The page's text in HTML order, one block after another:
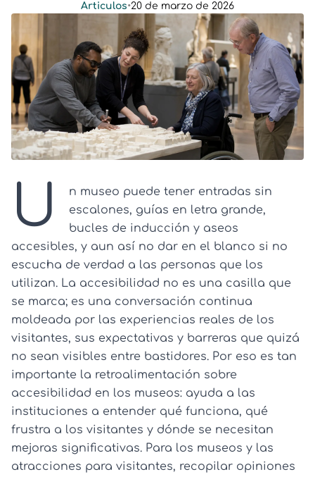
Articulos•20 de marzo de 2026
U
n museo puede tener entradas sin
escalones, guías en letra grande,
bucles de inducción y aseos
accesibles, y aun así no dar en el blanco si no
escucha de verdad a las personas que los
utilizan. La accesibilidad no es una casilla que
se marca; es una conversación continua
moldeada por las experiencias reales de los
visitantes, sus expectativas y barreras que quizá
no sean visibles entre bastidores. Por eso es tan
importante la retroalimentación sobre
accesibilidad en los museos: ayuda a las
instituciones a entender qué funciona, qué
frustra a los visitantes y dónde se necesitan
mejoras significativas. Para los museos y las
atracciones para visitantes, recopilar opiniones